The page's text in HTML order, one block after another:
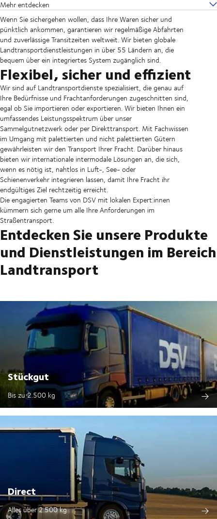
Mehr entdecken
Wenn Sie sichergehen wollen, dass Ihre Waren sicher und
pünktlich ankommen, garantieren wir regelmäßige Abfahrten
und zuverlässige Transitzeiten weltweit. Wir bieten globale
Landtransportdienstleistungen in über 55 Ländern an, die
bequem über ein integriertes System zugänglich sind.
Flexibel, sicher und effizient
Wir sind auf Landtransportdienste spezialisiert, die genau auf
Ihre Bedürfnisse und Frachtanforderungen zugeschnitten sind,
egal ob Sie importieren oder exportieren. Wir bieten Ihnen ein
umfassendes Leistungsspektrum über unser
Sammelgutnetzwerk oder per Direkttransport. Mit Fachwissen
im Umgang mit palettierten und nicht palettierten Gütern
gewährleisten wir den Transport Ihrer Fracht. Darüber hinaus
bieten wir internationale intermodale Lösungen an, die sich,
wenn es nötig ist, nahtlos in Luft-, See- oder
Schienenverkehr integrieren lassen, damit Ihre Fracht ihr
endgültiges Ziel rechtzeitig erreicht.
Die engagierten Teams von DSV mit lokalen Expert:innen
kümmern sich gerne um alle Ihre Anforderungen im
Straßentransport.
Entdecken Sie unsere Produkte
und Dienstleistungen im Bereich
Landtransport
Stückgut
Bis zu 2.500 kg
Direct
Alles über 2.500 kg